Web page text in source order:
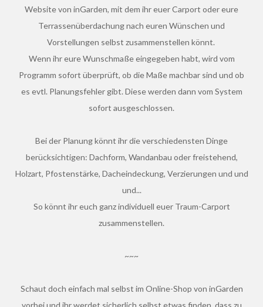
Website von inGarden, mit dem ihr euer Carport oder eure
Terrassenüberdachung nach euren Wünschen und
Vorstellungen selbst zusammenstellen könnt.
Wenn ihr eure Wunschmaße eingegeben habt, wird vom
Programm sofort überprüft, ob die Maße machbar sind und ob
es evtl. Planungsfehler gibt. Diese werden dann vom System
sofort ausgeschlossen.
Bei der Planung könnt ihr die verschiedensten Dinge
berücksichtigen: Dachform, Wandanbau oder freistehend,
Holzart, Pfostenstärke, Dacheindeckung, Verzierungen und und
und...
So könnt ihr euch ganz individuell euer Traum-Carport
zusammenstellen.
~~~
Schaut doch einfach mal selbst im Online-Shop von inGarden
vorbei und ihr werdet sicherlich selbst etwas finden, dass zu